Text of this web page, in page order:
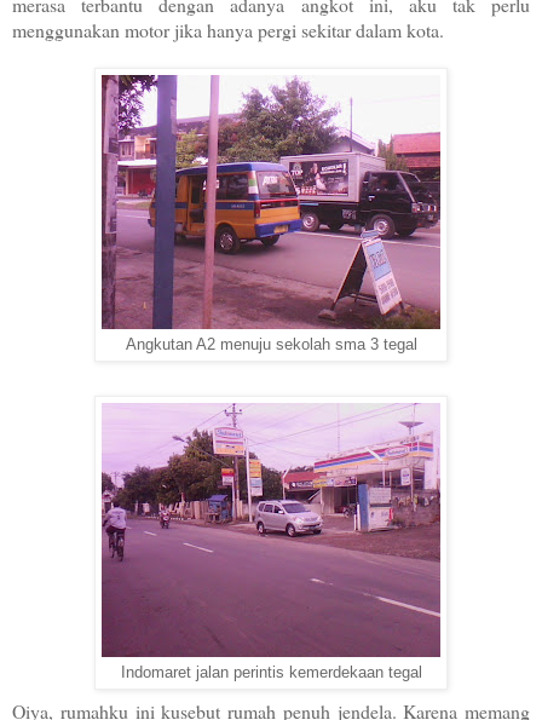
menggunakan motor jika hanya pergi sekitar dalamkota.
Angkutan A2 menuju sekolah sma 3 tegal
Indomaret jalan perintis kemerdekaan tegal
Oiya, rumahku ini kusebut rumah penuh jendela. Karena memang